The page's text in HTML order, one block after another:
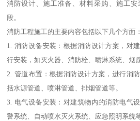
消防设计、施工准备、材料采购、施工
段。
消防工程施工的主要内容包括以下几个方面：
1. 消防设备安装：根据消防设计方案，对
行安装，如灭火器、消防栓、喷淋系统、烟
2. 管道布置：根据消防设计方案，进行消
括水源管道、喷淋管道、排烟管道等。
3. 电气设备安装：对建筑物内的消防电气
警系统、自动喷水灭火系统、应急照明系统